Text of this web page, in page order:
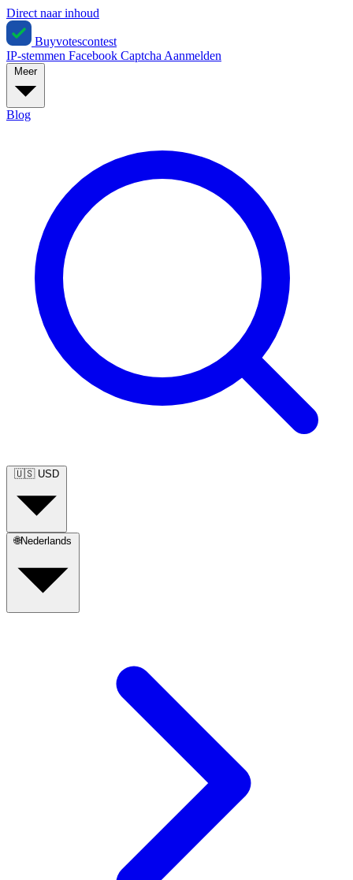
Direct naar inhoud
Buyvotescontest
IP-stemmen Facebook Captcha Aanmelden
Meer
Blog
🇺🇸 USD
🌐Nederlands